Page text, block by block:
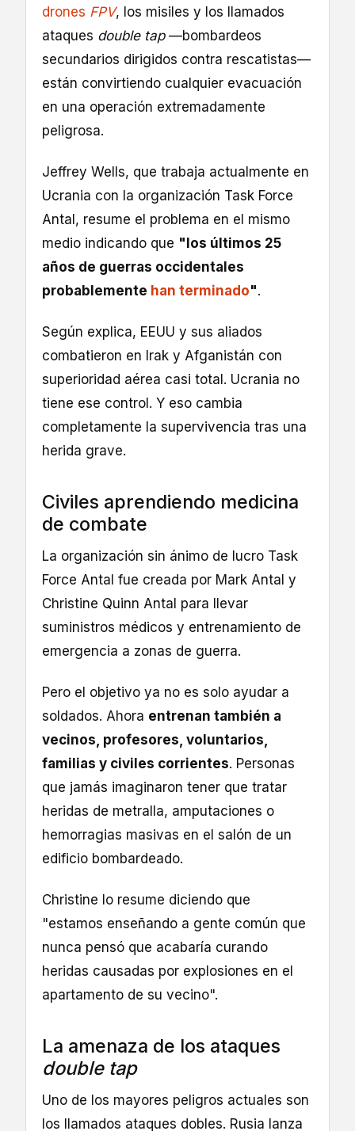
drones FPV, los misiles y los llamados
ataques double tap—bombardeos
secundarios dirigidos contra rescatistas—
están convirtiendo cualquier evacuación
en una operación extremadamente
peligrosa.
Jeffrey Wells, que trabaja actualmente en
Ucrania con la organización Task Force
Antal, resume el problema en el mismo
medio indicando que "los últimos 25
años de guerras occidentales
probablemente han terminado".
Según explica, EEUU y sus aliados
combatieron en Irak y Afganistán con
superioridad aérea casi total. Ucrania no
tiene ese control. Y eso cambia
completamente la supervivencia tras una
herida grave.
Civiles aprendiendo medicina
de combate
La organización sin ánimo de lucro Task
Force Antal fue creada por Mark Antal y
Christine Quinn Antal para llevar
suministros médicos y entrenamiento de
emergencia a zonas de guerra.
Pero el objetivo ya no es solo ayudar a
soldados. Ahora entrenan también a
vecinos, profesores, voluntarios,
familias y civiles corrientes. Personas
que jamás imaginaron tener que tratar
heridas de metralla, amputaciones o
hemorragias masivas en el salón de un
edificio bombardeado.
Christine lo resume diciendo que
"estamos enseñando a gente común que
nunca pensó que acabaría curando
heridas causadas por explosiones en el
apartamento de su vecino".
La amenaza de los ataques
double tap
Uno de los mayores peligros actuales son
los llamados ataques dobles. Rusia lanza